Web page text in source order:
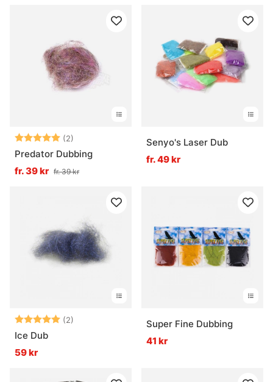
Betyg: (2)
5.0 utav 5 stjärnor
Predator Dubbing
fr. 39 kr fr. 39 kr
Senyo's Laser Dub
fr. 49 kr
Betyg: (2)
5.0 utav 5 stjärnor
Ice Dub
59 kr
Super Fine Dubbing
41 kr